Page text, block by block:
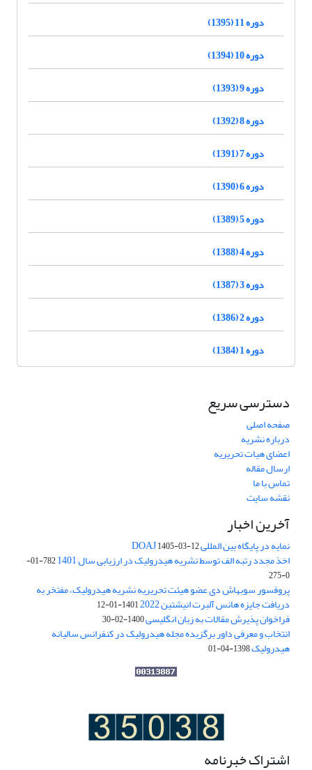
دوره 11 (1395)
دوره 10 (1394)
دوره 9 (1393)
دوره 8 (1392)
دوره 7 (1391)
دوره 6 (1390)
دوره 5 (1389)
دوره 4 (1388)
دوره 3 (1387)
دوره 2 (1386)
دوره 1 (1384)
دسترسی سریع
صفحه اصلی
درباره نشریه
اعضای هیات تحریریه
ارسال مقاله
تماس با ما
نقشه سایت
آخرین اخبار
نمایه در پایگاه بین المللی DOAJ1405-03-12
اخذ مجدد رتبه الف توسط نشریه هیدرولیک در ارزیابی سال 1401
782-01-
0-275
پروفسور سوبهاش دی عضو هیئت تحریریه نشریه هیدرولیک، مفتخر به
دریافت جایزه هانس آلبرت انیشتین 2022 1401-01-12
فراخوان پذیرش مقالات به زبان انگلیسی1400-02-30
انتخاب و معرفی داور برگزیده مجله هیدرولیک در کنفرانس سالیانه
هیدرولیک1398-04-01
اشتراک خبرنامه